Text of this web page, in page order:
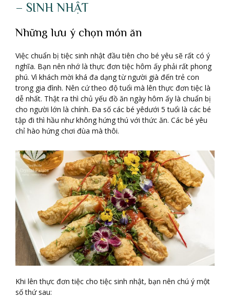
– SINH NHẬT
Những lưu ý chọn món ăn
Việc chuẩn bị tiệc sinh nhật đầu tiên cho bé yêu sẽ rất có ý
nghĩa. Bạn nên nhớ là thực đơn tiệc hôm ấy phải rất phong
phú. Vì khách mời khá đa dạng từ người già đến trẻ con
trong gia đình. Nên cứ theo độ tuổi mà lên thực đơn tiệc là
dễ nhất. Thật ra thì chủ yếu đồ ăn ngày hôm ấy là chuẩn bị
cho người lớn là chính. Đa số các bé yêdưới 5 tuổi là các bé
tập đi thì hầu như không hứng thú với thức ăn. Các bé yêu
chỉ hào hứng chơi đùa mà thôi.
Khi lên thực đơn tiệc cho tiệc sinh nhật, bạn nên chú ý một
số thứ sau: